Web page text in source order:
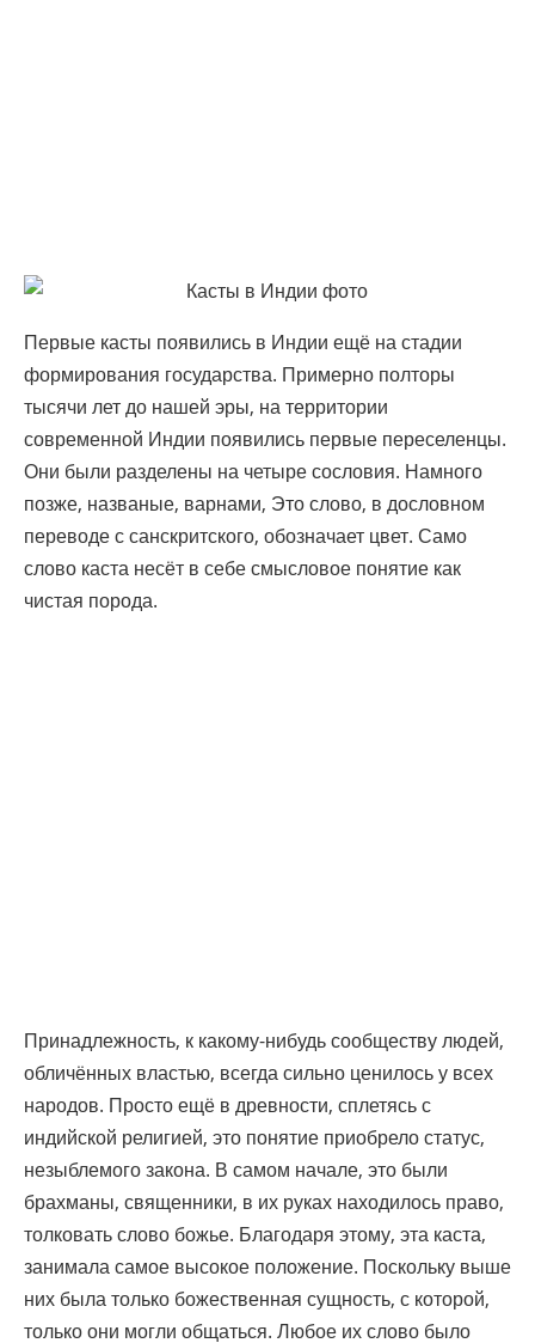
Первые касты появились в Индии ещё на стадии
формирования государства. Примерно полторы
тысячи лет до нашей эры, на территории
современной Индии появились первые переселенцы.
Они были разделены на четыре сословия. Намного
позже, названые, варнами, Это слово, в дословном
переводе с санскритского, обозначает цвет. Само
слово каста несёт в себе смысловое понятие как
чистая порода.
Принадлежность, к какому-нибудь сообществу людей,
обличённых властью, всегда сильно ценилось у всех
народов. Просто ещё в древности, сплетясь с
индийской религией, это понятие приобрело статус,
незыблемого закона. В самом начале, это были
брахманы, священники, в их руках находилось право,
толковать слово божье. Благодаря этому, эта каста,
занимала самое высокое положение. Поскольку выше
них была только божественная сущность, с которой,
только они могли общаться. Любое их слово было